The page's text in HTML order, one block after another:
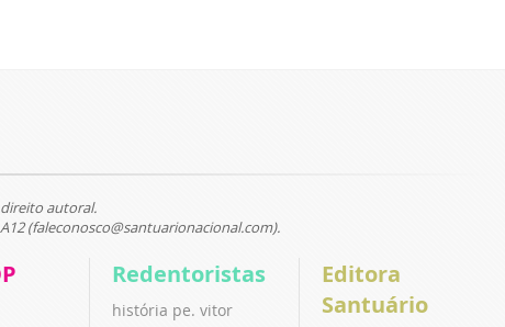
autoral.
(faleconosco@santuarionacional.com).
Redentoristas
história pe. vitor
Editora
Santuário